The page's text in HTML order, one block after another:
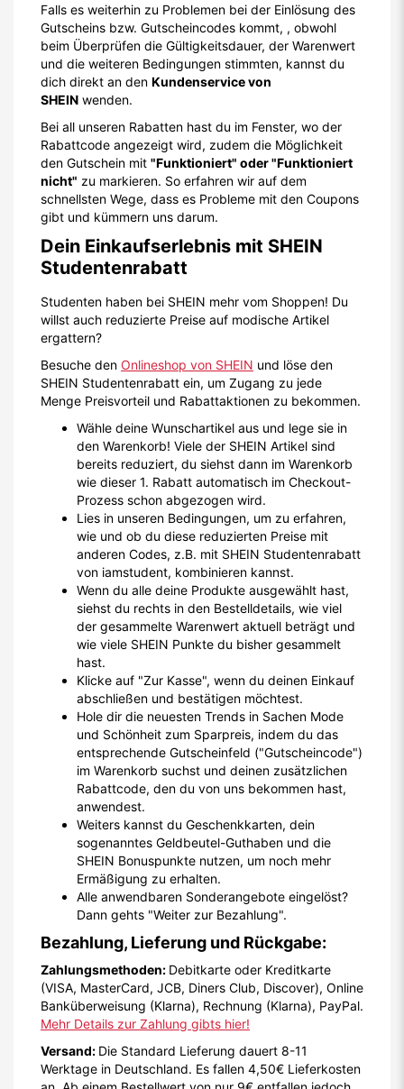
Falls es weiterhin zu Problemen bei der Einlösung des
Gutscheins bzw. Gutscheincodes kommt, , obwohl
beim Überprüfen die Gültigkeitsdauer, der Warenwert
und die weiteren Bedingungen stimmten, kannst du
dich direkt an den Kundenservice von
SHEIN wenden.
Bei all unseren Rabatten hast du im Fenster, wo der
Rabattcode angezeigt wird, zudem die Möglichkeit
den Gutschein mit "Funktioniert" oder "Funktioniert
nicht" zu markieren. So erfahren wir auf dem
schnellsten Wege, dass es Probleme mit den Coupons
gibt und kümmern uns darum.
Dein Einkaufserlebnis mit SHEIN
Studentenrabatt
Studenten haben bei SHEIN mehr vom Shoppen! Du
willst auch reduzierte Preise auf modische Artikel
ergattern?
Besuche den Onlineshop von SHEIN und löse den
SHEIN Studentenrabatt ein, um Zugang zu jede
Menge Preisvorteil und Rabattaktionen zu bekommen.
Wähle deine Wunschartikel aus und lege sie in
den Warenkorb! Viele der SHEIN Artikel sind
bereits reduziert, du siehst dann im Warenkorb
wie dieser 1. Rabatt automatisch im Checkout-
Prozess schon abgezogen wird.
Lies in unseren Bedingungen, um zu erfahren,
wie und ob du diese reduzierten Preise mit
anderen Codes, z.B. mit SHEIN Studentenrabatt
von iamstudent, kombinieren kannst.
Wenn du alle deine Produkte ausgewählt hast,
siehst du rechts in den Bestelldetails, wie viel
der gesammelte Warenwert aktuell beträgt und
wie viele SHEIN Punkte du bisher gesammelt
hast.
Klicke auf "Zur Kasse", wenn du deinen Einkauf
abschließen und bestätigen möchtest.
Hole dir die neuesten Trends in Sachen Mode
und Schönheit zum Sparpreis, indem du das
entsprechende Gutscheinfeld ("Gutscheincode")
im Warenkorb suchst und deinen zusätzlichen
Rabattcode, den du von uns bekommen hast,
anwendest.
Weiters kannst du Geschenkkarten, dein
sogenanntes Geldbeutel-Guthaben und die
SHEIN Bonuspunkte nutzen, um noch mehr
Ermäßigung zu erhalten.
Alle anwendbaren Sonderangebote eingelöst?
Dann gehts "Weiter zur Bezahlung".
Bezahlung, Lieferung und Rückgabe:
Zahlungsmethoden: Debitkarte oder Kreditkarte
(VISA, MasterCard, JCB, Diners Club, Discover), Online
Banküberweisung (Klarna), Rechnung (Klarna), PayPal.
Mehr Details zur Zahlung gibts hier!
Versand: Die Standard Lieferung dauert 8-11
Werktage in Deutschland. Es fallen 4,50€ Lieferkosten